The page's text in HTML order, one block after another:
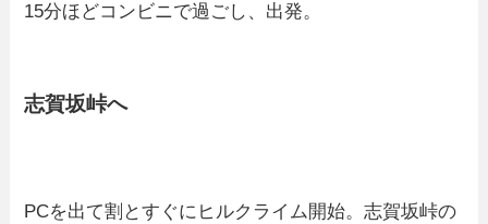
15分ほどコンビニで過ごし、出発。
志賀坂峠へ
PCを出て割とすぐにヒルクライム開始。志賀坂峠の